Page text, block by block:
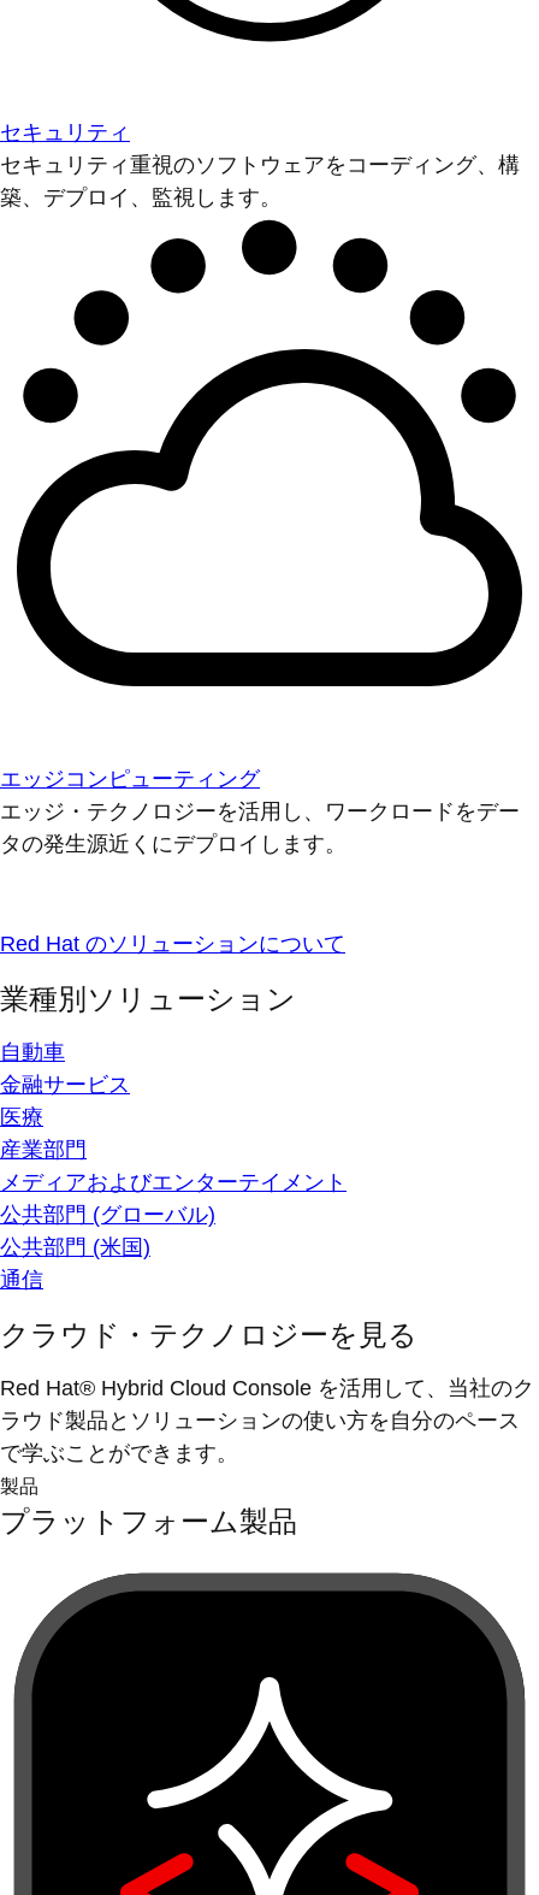
セキュリティ
セキュリティ重視のソフトウェアをコーディング、構
築、デプロイ、監視します。
エッジコンピューティング
エッジ・テクノロジーを活用し、ワークロードをデー
タの発生源近くにデプロイします。
Red Hat のソリューションについて
業種別ソリューション
自動車
金融サービス
医療
産業部門
メディアおよびエンターテイメント
公共部門 (グローバル)
公共部門 (米国)
通信
クラウド・テクノロジーを見る
Red Hat® Hybrid Cloud Console を活用して、当社のク
ラウド製品とソリューションの使い方を自分のペース
で学ぶことができます。
製品
プラットフォーム製品